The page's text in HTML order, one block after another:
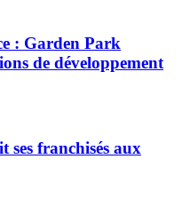
: Garden Park
de développement
ses franchisés aux